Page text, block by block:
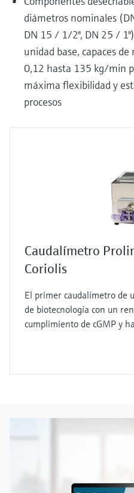
diámetros nominales
DN 15 / 1/2", DN 25 /
unidad base, capaces
0,12 hasta 135 kg/min
máxima flexibilidad y
procesos
Caudalímetro
Coriolis
El primer caudalímetro de
de biotecnología con un
cumplimiento de cGMP y